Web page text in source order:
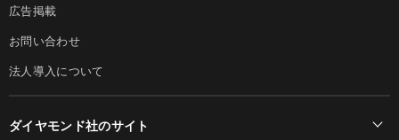
広告掲載
お問い合わせ
法人導入について
ダイヤモンド社のサイト